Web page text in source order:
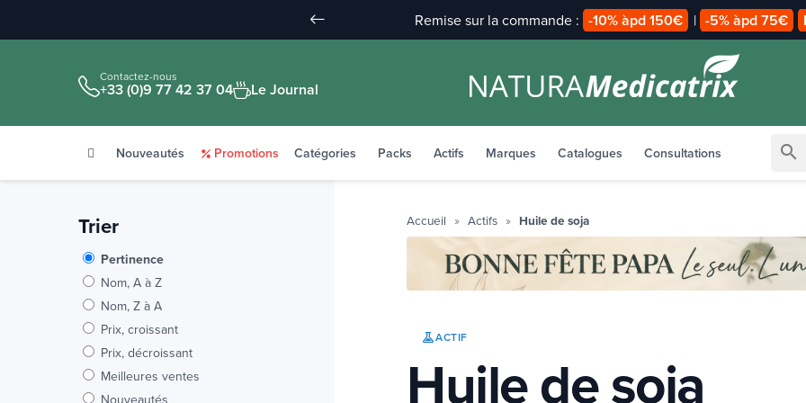
Payez en 2x 3x avec alma
Contactez-nous
+33 (0)9 77 42 37 04 Le Journal
Nouveautés Promotions Catégories Packs Actifs Marques Catalogues Consultations search
Trier
Pertinence
Nom, A à Z
Nom, Z à A
Prix, croissant
Prix, décroissant
Meilleures ventes
Nouveautés
Accueil Actifs Huile de soja
ACTIF
Huile de soja